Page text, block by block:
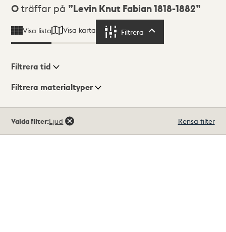
Sökresultat
0 träffar på Levin Knut Fabian 1818-1882
Visa lista Visa karta Filtrera
Visningsläge
Filtrera tid
Filtrera materialtyper
träffar
Valda filter:Ljud Rensa filter